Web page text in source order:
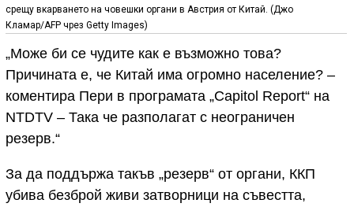
срещу вкарването на човешки органи в Австрия от Китай. (Джо
Кламар/AFP чрез Getty Images)
„Може би се чудите как е възможно това?
Причината е, че Китай има огромно население? –
коментира Пери в програмата „Capitol Report“ на
NTDTV – Така че разполагат с неограничен
резерв.“
За да поддържа такъв „резерв“ от органи, ККП
убива безброй живи затворници на съвестта,